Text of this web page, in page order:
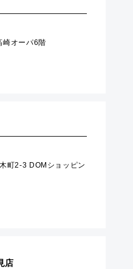
崎オーパ6階
町2-3 DOMショッピン
店